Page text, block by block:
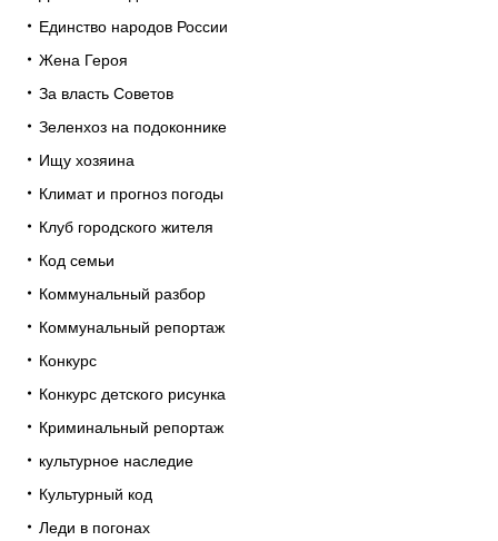
Единство народов России
Жена Героя
За власть Советов
Зеленхоз на подоконнике
Ищу хозяина
Климат и прогноз погоды
Клуб городского жителя
Код семьи
Коммунальный разбор
Коммунальный репортаж
Конкурс
Конкурс детского рисунка
Криминальный репортаж
культурное наследие
Культурный код
Леди в погонах